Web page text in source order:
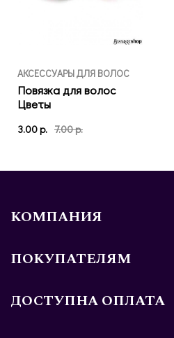
АКСЕССУАРЫ ДЛЯ ВОЛОС
Повязка для волос
Цветы
3.00 р. 7.00 р.
КОМПАНИЯ
ПОКУПАТЕЛЯМ
ДОСТУПНА ОПЛАТА